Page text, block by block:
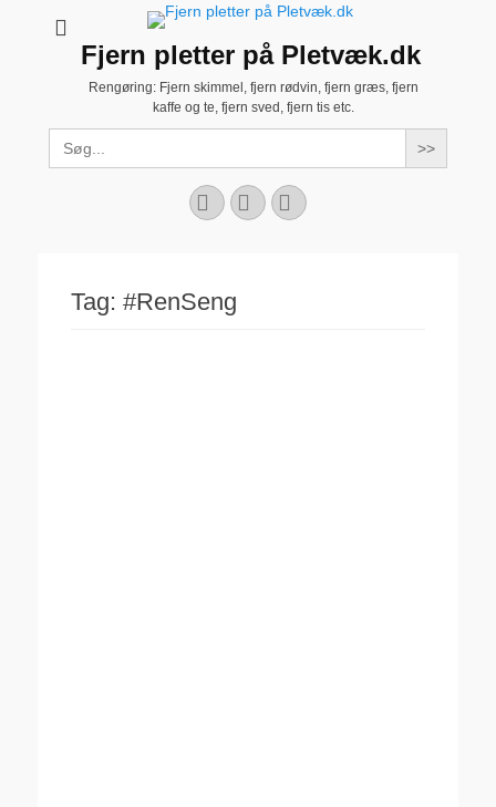
Fjern pletter på Pletvæk.dk
Rengøring: Fjern skimmel, fjern rødvin, fjern græs, fjern
kaffe og te, fjern sved, fjern tis etc.
Search
for:
Facebook
YouTubeInstagram
Tag: #RenSeng